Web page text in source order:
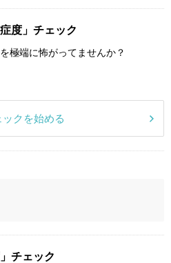
度」チェック
極端に怖がってませんか？
クを始める
チェック